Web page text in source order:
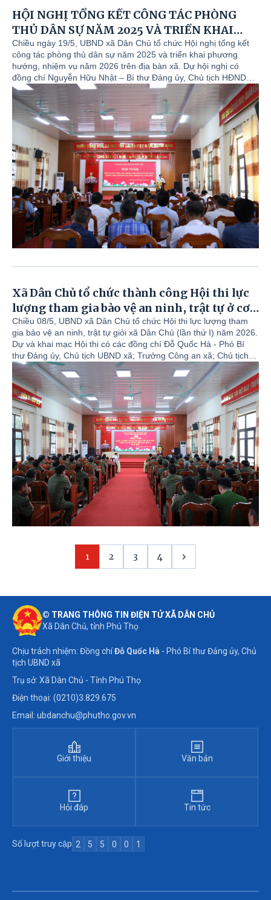
HỘI NGHỊ TỔNG KẾT CÔNG TÁC PHÒNG
THỦ DÂN SỰ NĂM 2025 VÀ TRIỂN KHAI
PHƯƠNG HƯỚNG, NHIỆM VỤ NĂM 2026
TRÊN ĐỊA BÀN XÃ DÂN CHỦ.
Chiều ngày 19/5, UBND xã Dân Chủ tổ chức Hội nghị tổng kết
công tác phòng thủ dân sự năm 2025 và triển khai phương
hướng, nhiệm vụ năm 2026 trên địa bàn xã. Dự hội nghị có
đồng chí Nguyễn Hữu Nhật – Bí thư Đảng ủy, Chủ tịch HĐND
xã; đồng chí Đỗ Quốc Hà – Phó bí thư Đảng ủy, Chủ tịch UBND
xã, Chỉ huy trưởng BCH Phòng thủ dân sự xã; đồng chí Nguyễn
Đăng Khoa – Phó bí thư thường trực Đảng ủy xã; Lãnh đạo
HĐND & UBND; lãnh đạo Ban chỉ huy quân sự xã, công an xã;
lãnh đạo phòng Kinh tế, các đồng chí thành viên BCH phòng thủ
dân sự trên địa bàn xã.
Xã Dân Chủ tổ chức thành công Hội thi lực
lượng tham gia bảo vệ an ninh, trật tự ở cơ
sở giỏi lần thứ I, năm 2026
Chiều 08/5, UBND xã Dân Chủ tổ chức Hội thi lực lượng tham
gia bảo vệ an ninh, trật tự giỏi xã Dân Chủ (lần thứ I) năm 2026.
Dự và khai mạc Hội thi có các đồng chí Đỗ Quốc Hà - Phó Bí
thư Đảng ủy, Chủ tịch UBND xã; Trưởng Công an xã; Chủ tịch
Ủy ban MTTQ Việt Nam xã Dân Chủ; đại diện lãnh đạo các
phòng, ban của xã; cùng lực lượng bảo vệ an ninh, trật tự ở cơ
sở xã Dân Chủ tham gia hội thi.
1 2 3 4
© TRANG THÔNG TIN ĐIỆN TỬ XÃ DÂN CHỦ
Xã Dân Chủ, tỉnh Phú Thọ
Chịu trách nhiệm: Đồng chíĐỗ Quốc Hà - Phó Bí thư Đảng ủy, Chủ
tịch UBND xã
Trụ sở: Xã Dân Chủ - Tỉnh Phú Thọ
Điện thoại: (0210)3.829.675
Email: ubdanchu@phutho.gov.vn
Giới thiệu Văn bản
Hỏi đáp Tin tức
Số lượt truy cập 2 5 5 0 0 1